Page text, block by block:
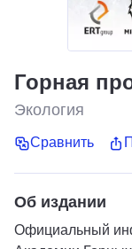
Горная
Экология
Сравнить
Об издании
Официальный